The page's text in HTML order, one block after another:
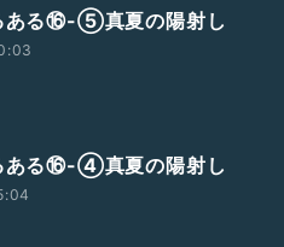
ある⑯-⑤真夏の陽射し
ある⑯-④真夏の陽射し